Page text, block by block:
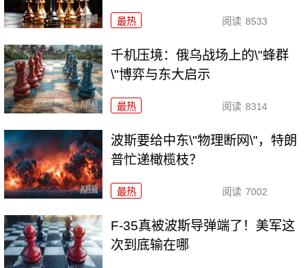
最热 阅读 8533
千机压境：俄乌战场上的\"蜂群
\"博弈与东大启示
最热 阅读 8314
波斯要给中东\"物理断网\"，特朗
普忙递橄榄枝？
最热 阅读 7002
F-35真被波斯导弹端了！美军这
次到底输在哪